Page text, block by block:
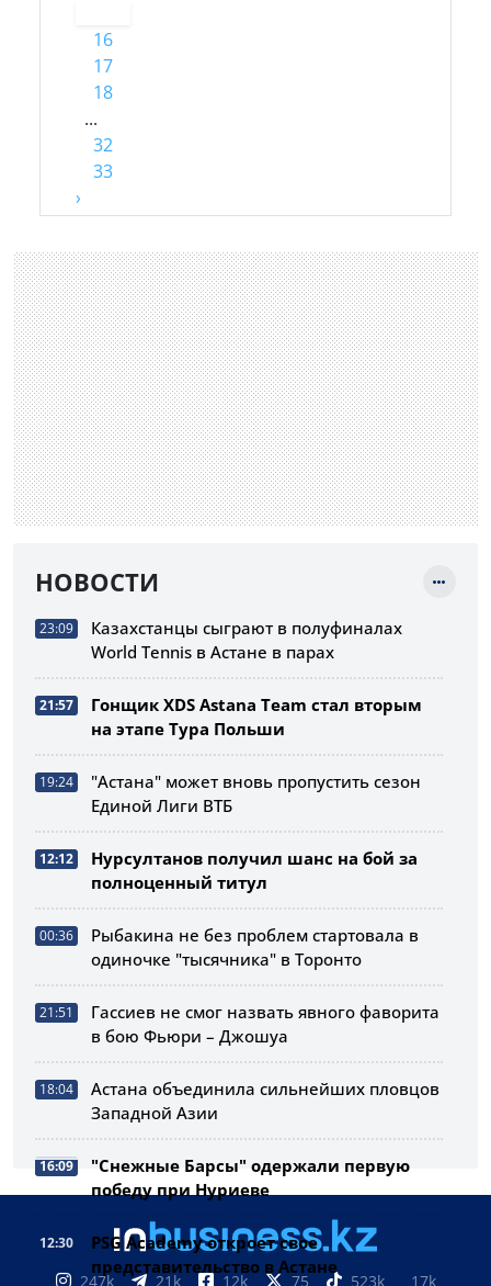
16
17
18
...
32
33
›
НОВОСТИ
23:09
Казахстанцы сыграют в полуфиналах
World Tennis в Астане в парах
21:57
Гонщик XDS Astana Team стал вторым
на этапе Тура Польши
19:24
"Астана" может вновь пропустить сезон
Единой Лиги ВТБ
12:12
Нурсултанов получил шанс на бой за
полноценный титул
00:36
Рыбакина не без проблем стартовала в
одиночке "тысячника" в Торонто
21:51
Гассиев не смог назвать явного фаворита
в бою Фьюри – Джошуа
18:04
Астана объединила сильнейших пловцов
Западной Азии
16:09
"Снежные Барсы" одержали первую
победу при Нуриеве
12:30
PSG Academy откроет свое
представительство в Астане
247k 21k 12k 75 523k 17k